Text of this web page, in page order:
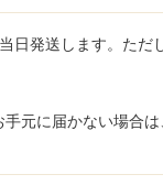
日発送します。ただ
元に届かない場合